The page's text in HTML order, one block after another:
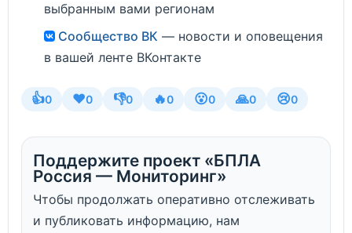
выбранным вами регионам
Сообщество ВК — новости и оповещения
в вашей ленте ВКонтакте
👍0 ❤️0 👎0 🔥0 😮0 🙏0 😢0
Поддержите проект «БПЛА
Россия — Мониторинг»
Чтобы продолжать оперативно отслеживать
и публиковать информацию, нам